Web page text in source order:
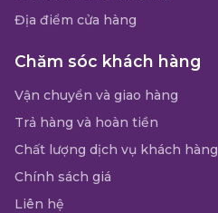
Địa điểm cửa hàng
Chăm sóc khách hàng
Vận chuyển và giao hàng
Trả hàng và hoàn tiền
Chất lượng dịch vụ khách hàng
Chính sách giá
Liên hệ